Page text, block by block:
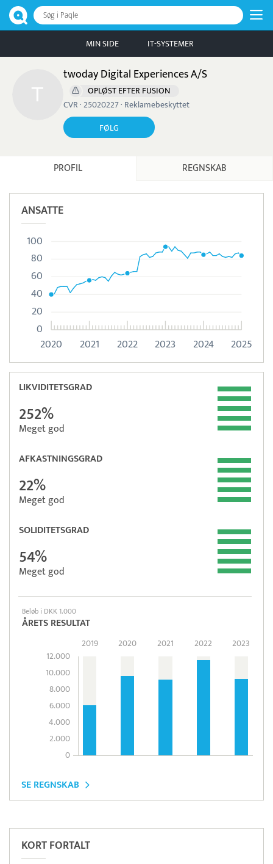
Søg i Paqle
MIN SIDE IT-SYSTEMER
twoday Digital Experiences A/S
OPLØST EFTER FUSION
CVR · 25020227 · Reklamebeskyttet
FØLG
PROFIL REGNSKAB
ANSATTE
2020 2021 2022 2023 2024 2025
0
20
40
60
80
100
LIKVIDITETSGRAD
252%
Meget god
AFKASTNINGSGRAD
22%
Meget god
SOLIDITETSGRAD
54%
Meget god
Beløb i DKK 1.000
ÅRETS RESULTAT
12.000
10.000
8.000
6.000
4.000
2.000
0
2019 2020 2021 2022 2023
SE REGNSKAB
KORT FORTALT